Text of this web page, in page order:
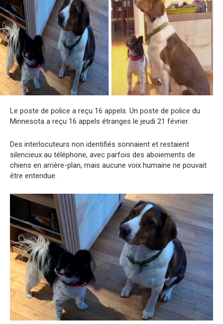
Le poste de police a reçu 16 appels. Un poste de police du
Minnesota a reçu 16 appels étranges le jeudi 21 février.
Des interlocuteurs non identifiés sonnaient et restaient
silencieux au téléphone, avec parfois des aboiements de
chiens en arrière-plan, mais aucune voix humaine ne pouvait
être entendue.